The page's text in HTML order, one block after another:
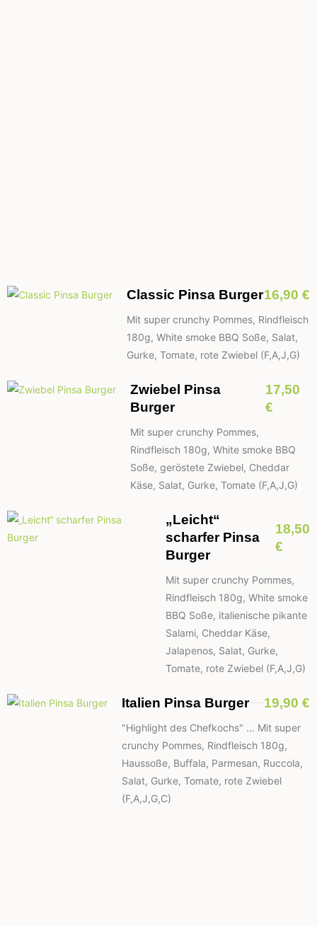
Classic Pinsa Burger16,90 €
Mit super crunchy Pommes, Rindfleisch
180g, White smoke BBQ Soße, Salat,
Gurke, Tomate, rote Zwiebel (F,A,J,G)
Zwiebel Pinsa
Burger
17,50
€
Mit super crunchy Pommes,
Rindfleisch 180g, White smoke BBQ
Soße, geröstete Zwiebel, Cheddar
Käse, Salat, Gurke, Tomate (F,A,J,G)
„Leicht“
scharfer Pinsa
Burger
18,50
€
Mit super crunchy Pommes,
Rindfleisch 180g, White smoke
BBQ Soße, italienische pikante
Salami, Cheddar Käse,
Jalapenos, Salat, Gurke,
Tomate, rote Zwiebel (F,A,J,G)
Italien Pinsa Burger 19,90 €
"Highlight des Chefkochs" ... Mit super
crunchy Pommes, Rindfleisch 180g,
Haussoße, Buffala, Parmesan, Ruccola,
Salat, Gurke, Tomate, rote Zwiebel
(F,A,J,G,C)